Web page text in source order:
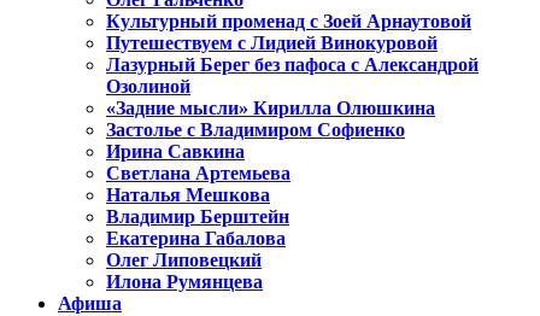
Культурный променад с Зоей Арнаутовой
Путешествуем с Лидией Винокуровой
Лазурный Берег без пафоса с Александрой
Озолиной
«Задние мысли» Кирилла Олюшкина
Застолье с Владимиром Софиенко
Ирина Савкина
Светлана Артемьева
Наталья Мешкова
Владимир Берштейн
Екатерина Габалова
Олег Липовецкий
Илона Румянцева
Афиша